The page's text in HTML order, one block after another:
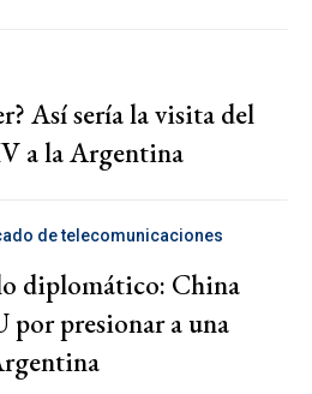
Así sería la visita del
a la Argentina
de telecomunicaciones
diplomático: China
por presionar a una